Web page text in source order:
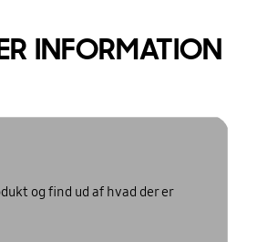
INFORMATION
og find ud af hvad der er